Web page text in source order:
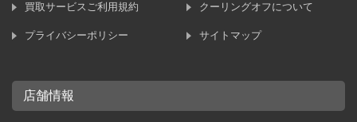
買取サービスご利用規約 クーリングオフについて
プライバシーポリシー サイトマップ
店舗情報